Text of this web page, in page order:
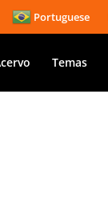
Portuguese
Temas